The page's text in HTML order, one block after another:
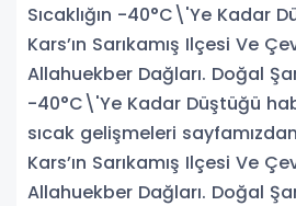
Sıcaklığın -40°C\'Ye Kadar
Kars’ın Sarıkamış Ilçesi Ve
Allahuekber Dağları. Doğal
-40°C\'Ye Kadar Düştüğü
sıcak gelişmeleri
Kars’ın Sarıkamış Ilçesi Ve
Allahuekber Dağları. Doğal